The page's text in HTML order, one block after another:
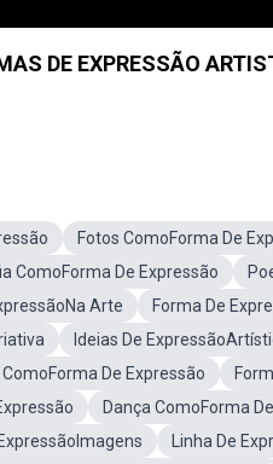
DE EXPRESSÃO
Fotos ComoForma De
ComoForma De Expressão
Arte
Forma De
Ideias De
De Expressão
Dança ComoForma
Linha De